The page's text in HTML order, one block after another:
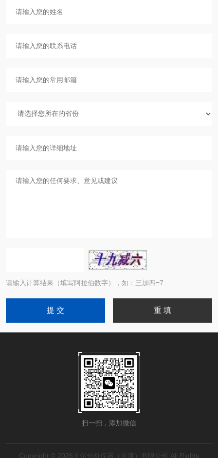
请输入计算结果（填写阿拉伯数字），如：三加四=7
扫一扫，添加微信
Copyright © 2026天尔分析仪器（天津）有限公司 All Rights